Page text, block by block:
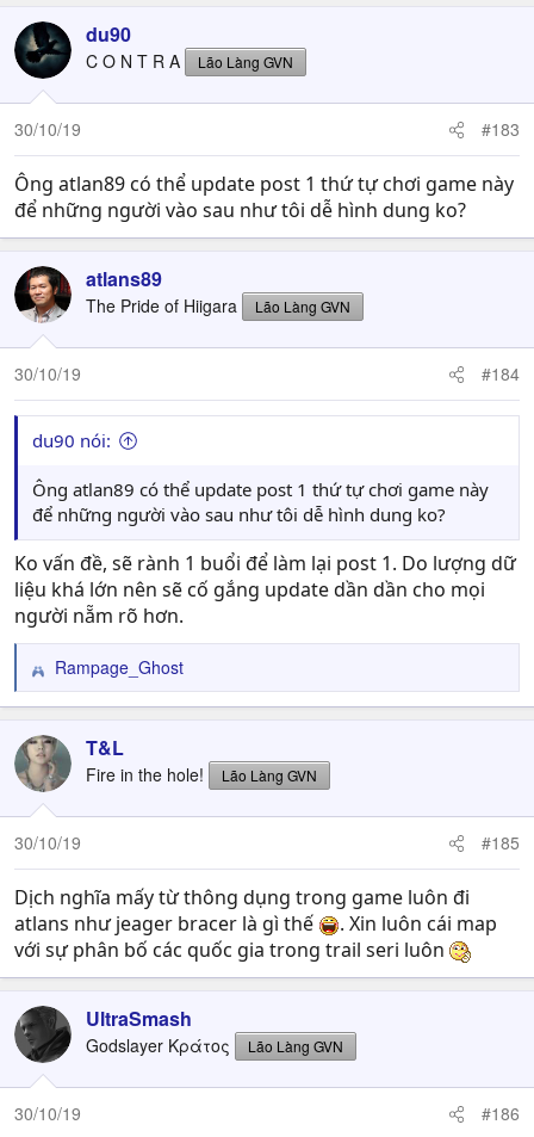
c
t
i
o
n
du90
C O N T R A Lão Làng GVN
30/10/19 #183
Ông atlan89 có thể update post 1 thứ tự chơi game này
để những người vào sau như tôi dễ hình dung ko?
atlans89
The Pride of Hiigara Lão Làng GVN
30/10/19 #184
du90 nói:
Ông atlan89 có thể update post 1 thứ tự chơi game này
để những người vào sau như tôi dễ hình dung ko?
Ko vấn đề, sẽ rành 1 buổi để làm lại post 1. Do lượng dữ
liệu khá lớn nên sẽ cố gắng update dần dần cho mọi
người nẵm rõ hơn.
R
e
c
t
i
o
n
Rampage_Ghost
T&L
Fire in the hole! Lão Làng GVN
30/10/19 #185
Dịch nghĩa mấy từ thông dụng trong game luôn đi
atlans như jeager bracer là gì thế
. Xin luôn cái map
với sự phân bố các quốc gia trong trail seri luôn
UltraSmash
Godslayer Κράτος Lão Làng GVN
30/10/19 #186